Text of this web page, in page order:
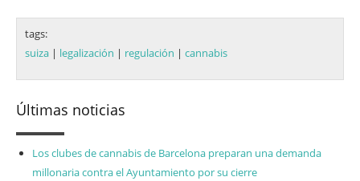
tags:
suiza | legalización | regulación | cannabis
Últimas noticias
Los clubes de cannabis de Barcelona preparan una demanda
millonaria contra el Ayuntamiento por su cierre